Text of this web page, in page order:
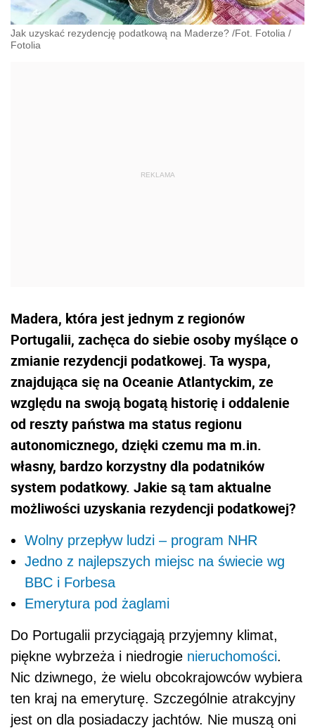
Jak uzyskać rezydencję podatkową na Maderze? /Fot. Fotolia /
Fotolia
Madera, która jest jednym z regionów
Portugalii, zachęca do siebie osoby myślące o
zmianie rezydencji podatkowej. Ta wyspa,
znajdująca się na Oceanie Atlantyckim, ze
względu na swoją bogatą historię i oddalenie
od reszty państwa ma status regionu
autonomicznego, dzięki czemu ma m.in.
własny, bardzo korzystny dla podatników
system podatkowy. Jakie są tam aktualne
możliwości uzyskania rezydencji podatkowej?
Wolny przepływ ludzi – program NHR
Jedno z najlepszych miejsc na świecie wg
BBC i Forbesa
Emerytura pod żaglami
Do Portugalii przyciągają przyjemny klimat,
piękne wybrzeża i niedrogie nieruchomości.
Nic dziwnego, że wielu obcokrajowców wybiera
ten kraj na emeryturę. Szczególnie atrakcyjny
jest on dla posiadaczy jachtów. Nie muszą oni